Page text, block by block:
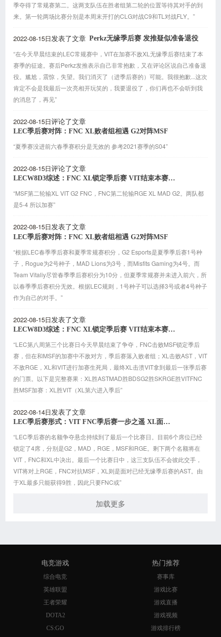
季夺得了常规赛第二。这两支队伍在胜者组第二轮的位置等待其对手的到
来。第一轮两场比赛分别是本周末开打的CLG对战C9和TL对战FLY。”
2022-08-15日发表了文章 Perkz无缘季后赛 发推疑似准备退役
“在今天早晨结束的LEC常规赛中，VIT在加赛不敌XL无缘季后赛结束了本
赛季的征途。赛后Perkz发推表示自己非常抱歉，又在评论区说自己准备退
役。尴尬，震惊，失望。我们消灭了（进季后赛的）可能。我很抱歉...这次
肯定不会是我最后一次亮相开玩笑的，我要退役了，你们再也不会听到我
的消息了，再见”
2022-08-15日评论了文章
LEC季后赛对阵：FNC XL败者组相遇 G2对阵MSF
“夏季赛没进前六春季赛积分是无效的 参考2021赛季的S04”
2022-08-15日评论了文章
LECW8D3综述：FNC XL锁定季后赛 VIT结束本赛季征途
“MSF第二轮输XL VIT G2 FNC，FNC第二轮输RGE XL MAD G2。两队都
是5-4 所以加赛”
2022-08-15日发表了文章
LEC季后赛对阵：FNC XL败者组相遇 G2对阵MSF
“根据LEC春季季后赛和夏季常规赛积分，G2 Esports是夏季季后赛1号种
子，Rogue为2号种子，MAD Lions为3号，而Misfits Gaming为4号。而
Team Vitaliy尽管春季季后赛积分为10分，但夏季常规赛并未进入前六，所
以春季季后赛积分无效。根据LEC规则，1号种子可以选择3号或者4号种子
作为自己的对手。”
2022-08-15日 发表了文章
LECW8D3综述：FNC XL锁定季后赛 VIT结束本赛季征途
“LEC第八周第三个比赛日今天早晨结束了争夺，FNC击败MSF锁定季后
赛，但在和MSF的加赛中不敌对方，季后赛落入败者组；XL击败AST，VIT
不敌RGE，XL和VIT进行加赛生死局，最终XL击溃VIT拿到最后一张季后赛
的门票。以下是完整赛果：XL胜ASTMAD胜BDSG2胜SKRGE胜VITFNC
胜MSF加赛：XL胜VIT（XL第六进入季后”
2022-08-14日 发表了文章
LEC季后赛形式：VIT FNC季后赛一步之遥 XL面临生死局
“LEC季后赛的名额争夺悬念持续到了最后一个比赛日。目前6个席位已经
锁定了4席，分别是G2，MAD，RGE，MSF和RGE。剩下两个名额将在
VIT，FNC和XL中决出。最后一个比赛日中，这三支队伍不会彼此交手，
VIT将对上RGE，FNC对抗MSF，XL则是面对已经无缘季后赛的AST。由
于XL最多只能获得9胜，因此只要FNC或”
加载更多
电竞游戏
综合电竞
英雄联盟
王者荣耀
DOTA2
CS:GO
热门推荐
赛事库
游戏比赛
游戏直播
游戏视频
游戏排行榜